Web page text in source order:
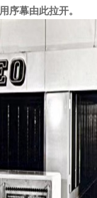
序幕由此拉开。